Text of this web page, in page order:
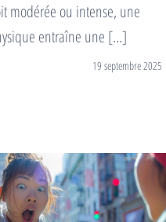
modérée ou intense, une
entraîne une […]
19 septembre 2025